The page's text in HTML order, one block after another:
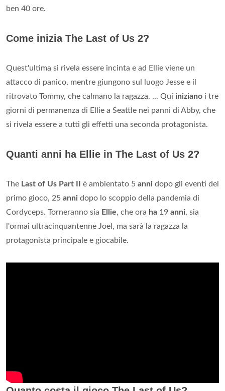
ben 40 ore.
Come inizia The Last of Us 2?
Quest'ultima si rivela essere incinta e ad Ellie viene un
attacco di panico, mentre giungono sul luogo Jesse e il
ritrovato Tommy, che calmano la ragazza. ... Qui iniziano i tre
giorni di permanenza di Ellie a Seattle nei panni di Abby, che
si rivela essere a tutti gli effetti una seconda protagonista.
Quanti anni ha Ellie in The Last of Us 2?
The Last of Us Part II è ambientato 5 anni dopo gli eventi del
primo gioco, 25 anni dopo lo scoppio della pandemia di
Cordyceps. Torneranno sia Ellie, che ora ha 19 anni, sia
l'ormai ultracinquantenne Joel, ma sarà la ragazza la
protagonista principale e giocabile.